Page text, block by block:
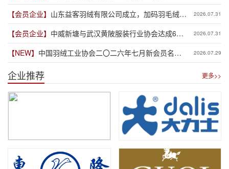
【会员企业】 山东益客羽绒有限公司成立，加码羽毛绒制
品全产业链布局
2026.07.31
【会员企业】 中威新塘与武汉黄陂服装行业协会达成6亿
元供应链专项授信合作
2026.07.31
【NEW】 中国羽绒工业协会二〇二六年七月新会员名单
公示
2026.07.29
企业推荐 更多>>